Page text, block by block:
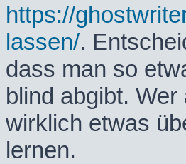
https://
lassen/.
dass man so
blind abgibt.
wirklich etwas
lernen.